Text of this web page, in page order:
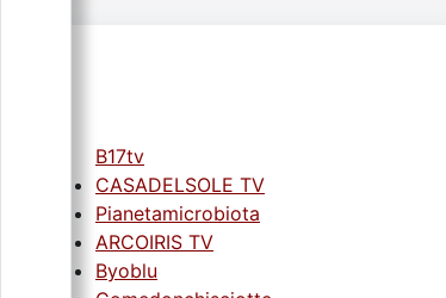
B17tv
CASADELSOLE TV
Pianetamicrobiota
ARCOIRIS TV
Byoblu